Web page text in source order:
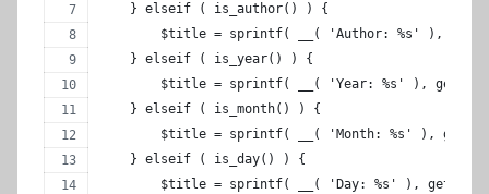
    } elseif ( is_author() ) {
$title = sprintf( __( 'Author: %s' ),
    } elseif ( is_year() ) {
$title = sprintf( __( 'Year: %s' ),
    } elseif ( is_month() ) {
$title = sprintf( __( 'Month: %s' ),
    } elseif ( is_day() ) {
$title = sprintf( __( 'Day: %s' ),